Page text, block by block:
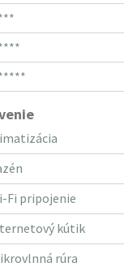
Fi pripojenie
kútik
rúra